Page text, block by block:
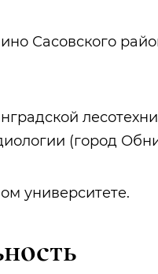
Сасовского
(город
университете.